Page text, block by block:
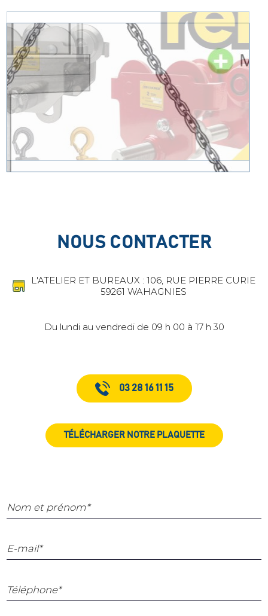
NOUS CONTACTER
L'ATELIER ET BUREAUX : 106, RUE PIERRE CURIE
59261 WAHAGNIES
Du lundi au vendredi de 09 h 00 à 17 h 30
03 28 16 11 15
TÉLÉCHARGER NOTRE PLAQUETTE
Nom et prénom*
E-mail*
Téléphone*